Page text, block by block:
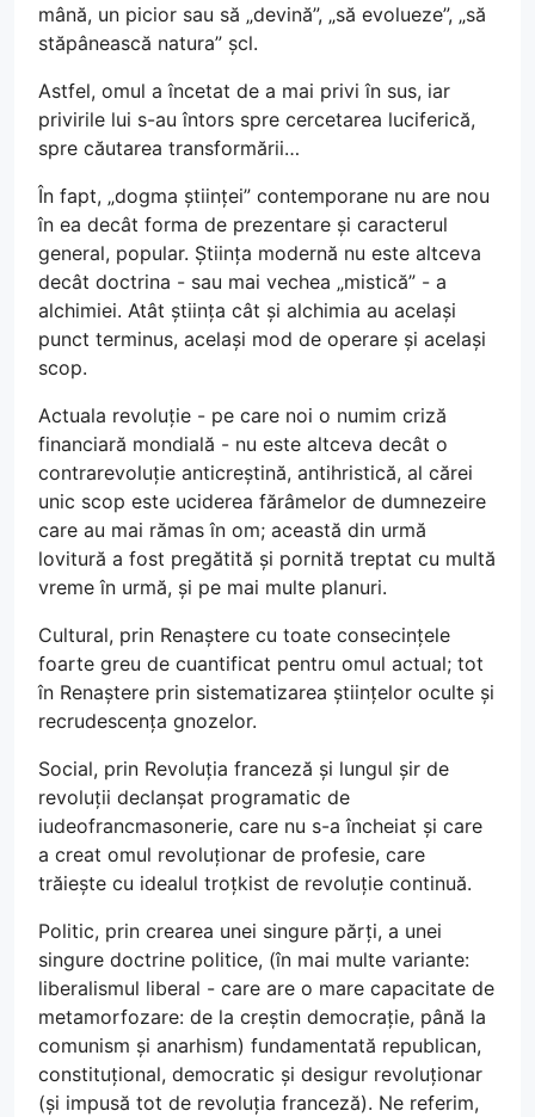
mână, un picior sau să „devină”, „să evolueze”, „să
stăpânească natura” șcl.
Astfel, omul a încetat de a mai privi în sus, iar
privirile lui s-au întors spre cercetarea luciferică,
spre căutarea transformării…
În fapt, „dogma științei” contemporane nu are nou
în ea decât forma de prezentare și caracterul
general, popular. Știința modernă nu este altceva
decât doctrina - sau mai vechea „mistică” - a
alchimiei. Atât știința cât și alchimia au același
punct terminus, același mod de operare și același
scop.
Actuala revoluție - pe care noi o numim criză
financiară mondială - nu este altceva decât o
contrarevoluție anticreștină, antihristică, al cărei
unic scop este uciderea fărâmelor de dumnezeire
care au mai rămas în om; această din urmă
lovitură a fost pregătită și pornită treptat cu multă
vreme în urmă, și pe mai multe planuri.
Cultural, prin Renaștere cu toate consecințele
foarte greu de cuantificat pentru omul actual; tot
în Renaștere prin sistematizarea științelor oculte și
recrudescența gnozelor.
Social, prin Revoluția franceză și lungul șir de
revoluții declanșat programatic de
iudeofrancmasonerie, care nu s-a încheiat și care
a creat omul revoluționar de profesie, care
trăiește cu idealul troțkist de revoluție continuă.
Politic, prin crearea unei singure părți, a unei
singure doctrine politice, (în mai multe variante:
liberalismul liberal - care are o mare capacitate de
metamorfozare: de la creștin democrație, până la
comunism și anarhism) fundamentată republican,
constituțional, democratic și desigur revoluționar
(și impusă tot de revoluția franceză). Ne referim,